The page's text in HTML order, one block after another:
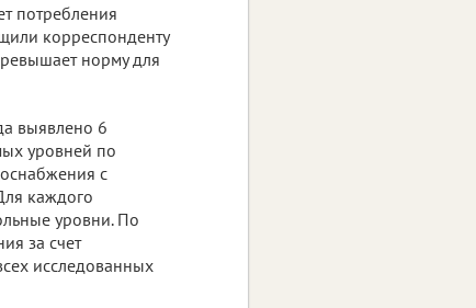
потребления
корреспонденту
норму для
выявлено 6
уровней по
с
каждого
уровни. По
за счет
исследованных